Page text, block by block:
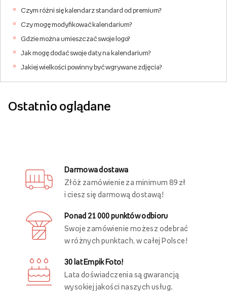
Czym różni się kalendarz standard od premium?
Czy mogę modyfikować kalendarium?
Gdzie można umieszczać swoje logo?
Jak mogę dodać swoje daty na kalendarium?
Jakiej wielkości powinny być wgrywane zdjęcia?
Ostatnio oglądane
Darmowa dostawa
Złóż zamówienie za minimum 89 zł
i ciesz się darmową dostawą!
Ponad 21 000 punktów odbioru
Swoje zamówienie możesz odebrać
w różnych punktach, w całej Polsce!
30 lat Empik Foto!
Lata doświadczenia są gwarancją
wysokiej jakości naszych usług.